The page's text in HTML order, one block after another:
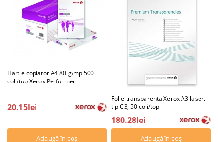
Hartie copiator A4 80 g/mp 500
coli/top Xerox Performer
20.15lei
Folie transparenta Xerox A3 laser,
tip C3, 50 coli/top
180.28lei